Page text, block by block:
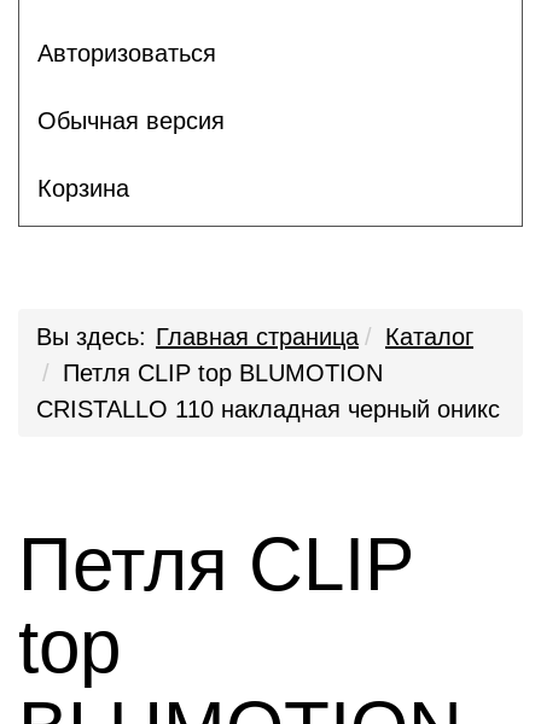
Авторизоваться
Обычная версия
Корзина
Вы здесь: Главная страница
Каталог
Петля CLIP top BLUMOTION
CRISTALLO 110 накладная черный оникс
Петля CLIP
top